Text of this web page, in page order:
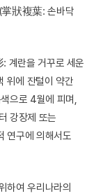
掌狀複葉: 손바닥
계란을 거꾸로 세운
위에 잔털이 약간
으로 4월에 피며,
강장제 또는
연구에 의해서도
하여 우리나라의